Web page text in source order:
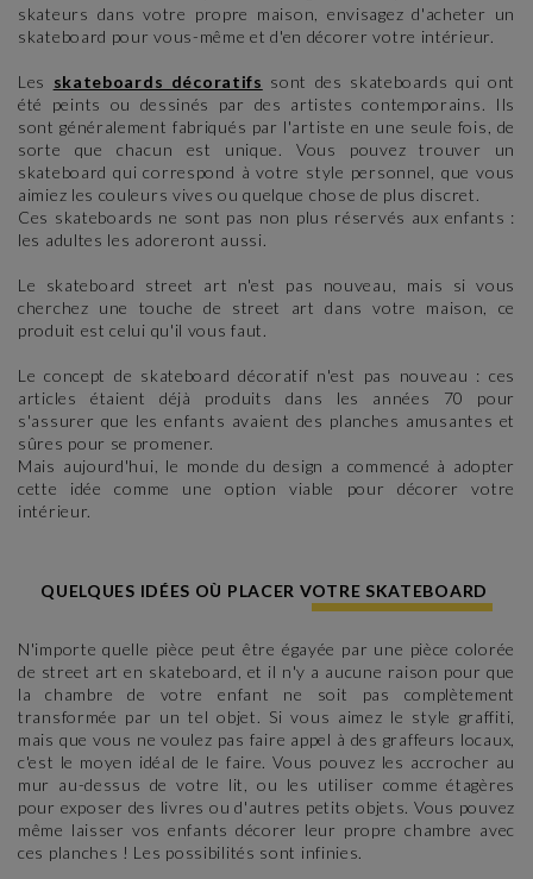
skateurs dans votre propre maison, envisagez d'acheter un
skateboard pour vous-même et d'en décorer votre intérieur.
Les skateboards décoratifs sont des skateboards qui ont
été peints ou dessinés par des artistes contemporains. Ils
sont généralement fabriqués par l'artiste en une seule fois, de
sorte que chacun est unique. Vous pouvez trouver un
skateboard qui correspond à votre style personnel, que vous
aimiez les couleurs vives ou quelque chose de plus discret.
Ces skateboards ne sont pas non plus réservés aux enfants :
les adultes les adoreront aussi.
Le skateboard street art n'est pas nouveau, mais si vous
cherchez une touche de street art dans votre maison, ce
produit est celui qu'il vous faut.
Le concept de skateboard décoratif n'est pas nouveau : ces
articles étaient déjà produits dans les années 70 pour
s'assurer que les enfants avaient des planches amusantes et
sûres pour se promener.
Mais aujourd'hui, le monde du design a commencé à adopter
cette idée comme une option viable pour décorer votre
intérieur.
QUELQUES IDÉES OÙ PLACER VOTRE SKATEBOARD
N'importe quelle pièce peut être égayée par une pièce colorée
de street art en skateboard, et il n'y a aucune raison pour que
la chambre de votre enfant ne soit pas complètement
transformée par un tel objet. Si vous aimez le style graffiti,
mais que vous ne voulez pas faire appel à des graffeurs locaux,
c'est le moyen idéal de le faire. Vous pouvez les accrocher au
mur au-dessus de votre lit, ou les utiliser comme étagères
pour exposer des livres ou d'autres petits objets. Vous pouvez
même laisser vos enfants décorer leur propre chambre avec
ces planches ! Les possibilités sont infinies.